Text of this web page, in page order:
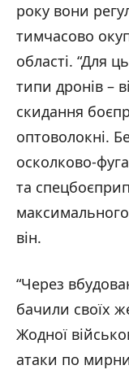
року вони
тимчасово
області. “Для
типи дронів –
скидання
оптоволокні.
осколково-
та
він.
“Через
бачили своїх
Жодної
атаки по